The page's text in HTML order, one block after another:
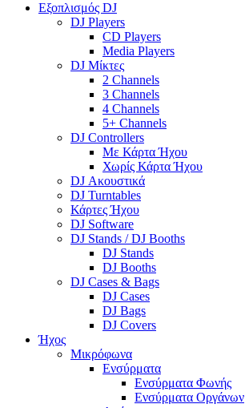
Εξοπλισμός DJ
DJ Players
CD Players
Media Players
DJ Μίκτες
2 Channels
3 Channels
4 Channels
5+ Channels
DJ Controllers
Με Κάρτα Ήχου
Χωρίς Κάρτα Ήχου
DJ Ακουστικά
DJ Turntables
Κάρτες Ήχου
DJ Software
DJ Stands / DJ Booths
DJ Stands
DJ Booths
DJ Cases & Bags
DJ Cases
DJ Bags
DJ Covers
Ήχος
Μικρόφωνα
Ενσύρματα
Ενσύρματα Φωνής
Ενσύρματα Οργάνων